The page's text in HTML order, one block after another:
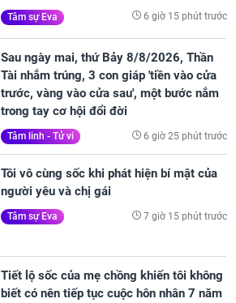
Tâm sự Eva 6 giờ 15 phút trước
Sau ngày mai, thứ Bảy 8/8/2026, Thần
Tài nhắm trúng, 3 con giáp 'tiền vào cửa
trước, vàng vào cửa sau', một bước nắm
trong tay cơ hội đổi đời
Tâm linh - Tử vi 6 giờ 25 phút trước
Tôi vô cùng sốc khi phát hiện bí mật của
người yêu và chị gái
Tâm sự Eva 7 giờ 15 phút trước
Tiết lộ sốc của mẹ chồng khiến tôi không
biết có nên tiếp tục cuộc hôn nhân 7 năm